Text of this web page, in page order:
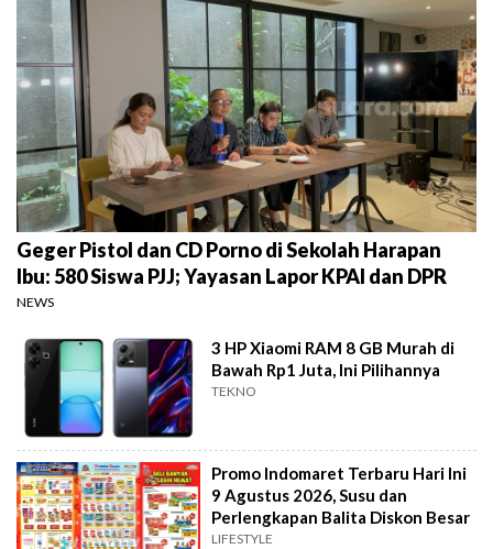
Geger Pistol dan CD Porno di Sekolah Harapan
Ibu: 580 Siswa PJJ; Yayasan Lapor KPAI dan DPR
NEWS
3 HP Xiaomi RAM 8 GB Murah di
Bawah Rp1 Juta, Ini Pilihannya
TEKNO
Promo Indomaret Terbaru Hari Ini
9 Agustus 2026, Susu dan
Perlengkapan Balita Diskon Besar
LIFESTYLE